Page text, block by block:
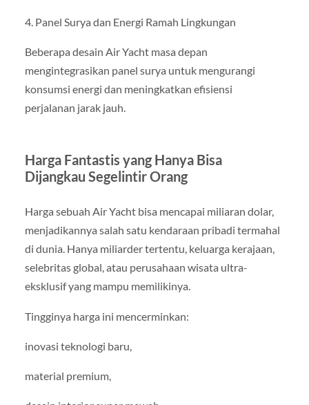
4. Panel Surya dan Energi Ramah Lingkungan
Beberapa desain Air Yacht masa depan
mengintegrasikan panel surya untuk mengurangi
konsumsi energi dan meningkatkan efisiensi
perjalanan jarak jauh.
Harga Fantastis yang Hanya Bisa
Dijangkau Segelintir Orang
Harga sebuah Air Yacht bisa mencapai miliaran dolar,
menjadikannya salah satu kendaraan pribadi termahal
di dunia. Hanya miliarder tertentu, keluarga kerajaan,
selebritas global, atau perusahaan wisata ultra-
eksklusif yang mampu memilikinya.
Tingginya harga ini mencerminkan:
inovasi teknologi baru,
material premium,